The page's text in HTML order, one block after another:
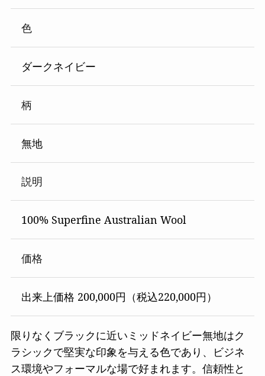
色
ダークネイビー
柄
無地
説明
100% Superfine Australian Wool
価格
出来上価格 200,000円（税込220,000円）
限りなくブラックに近いミッドネイビー無地はク
ラシックで堅実な印象を与える色であり、ビジネ
ス環境やフォーマルな場で好まれます。信頼性と